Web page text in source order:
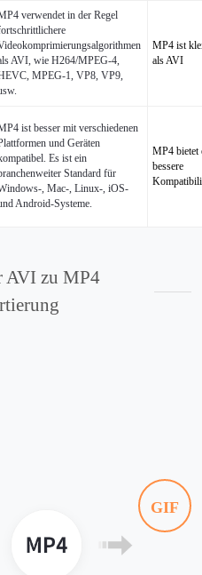
verwendet in der Regel
AVI, wie H264/MPEG-4,
MPEG-1, VP8, VP9,
MP4 ist
als AVI
ist besser mit verschiedenen
und Geräten
Es ist ein
Standard für
, Mac-, Linux-, iOS-
Android-Systeme.
MP4 bietet
bessere
AVI zu MP4
GIF